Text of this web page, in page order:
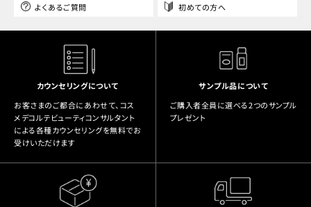
よくあるご質問 初めての方へ
カウンセリングについて
お客さまのご都合にあわせて、コス
メデコルテビューティコンサルタント
による各種カウンセリングを無料でお
受けいただけます
サンプル品について
ご購入者全員に選べる2つのサンプル
プレゼント